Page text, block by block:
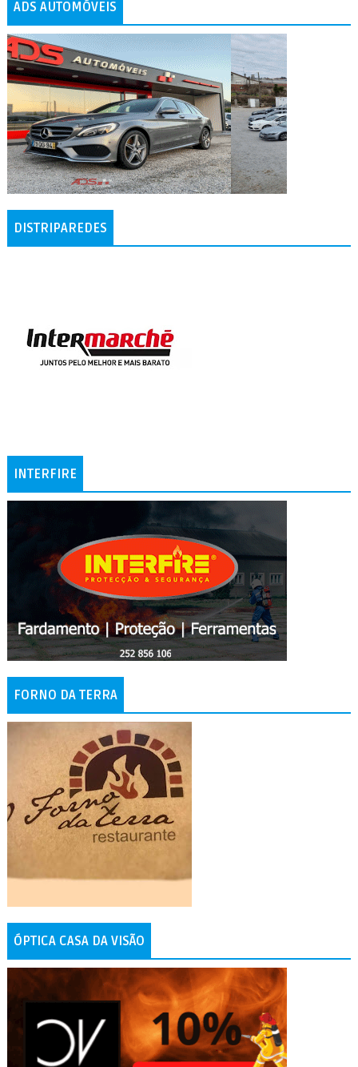
ADS AUTOMÓVEIS
DISTRIPAREDES
INTERFIRE
FORNO DA TERRA
ÓPTICA CASA DA VISÃO